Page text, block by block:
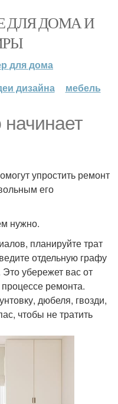
ДЛЯ ДОМА И
для дома
дизайна мебель
начинает
упростить ремонт
его
нужно.
планируйте трат
отдельную графу
убережет вас от
ремонта.
дюбеля, гвозди,
чтобы не тратить